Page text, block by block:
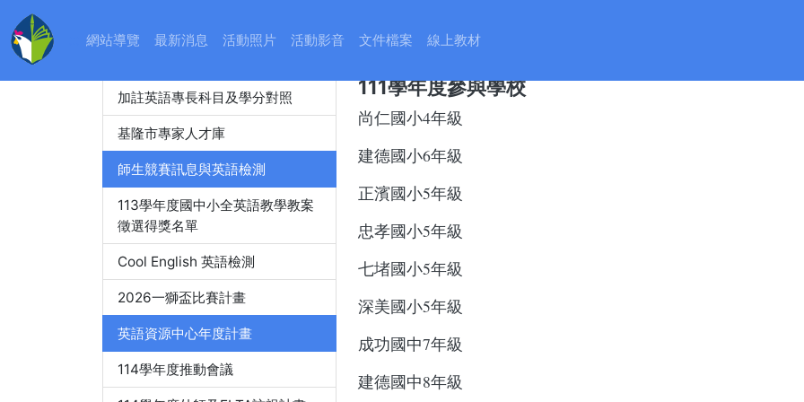
網站導覽 最新消息 活動照片 活動影音 文件檔案 線上教材
加註英語專長科目及學分對照
基隆市專家人才庫
師生競賽訊息與英語檢測
113學年度國中小全英語教學教案
徵選得獎名單
Cool English 英語檢測
2026一獅盃比賽計畫
英語資源中心年度計畫
114學年度推動會議
111學年度參與學校
尚仁國小4年級
建德國小6年級
正濱國小5年級
忠孝國小5年級
七堵國小5年級
深美國小5年級
成功國中7年級
建德國中8年級